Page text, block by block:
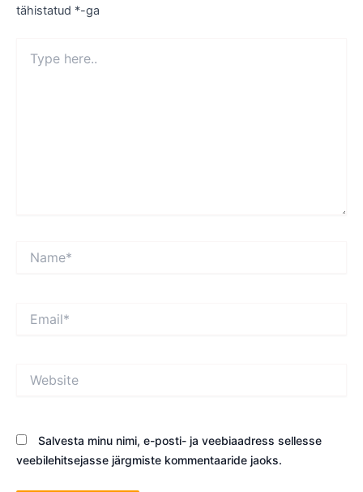
tähistatud *-ga
here..
Salvesta minu nimi, e-posti- ja veebiaadress sellesse
veebilehitsejasse järgmiste kommentaaride jaoks.